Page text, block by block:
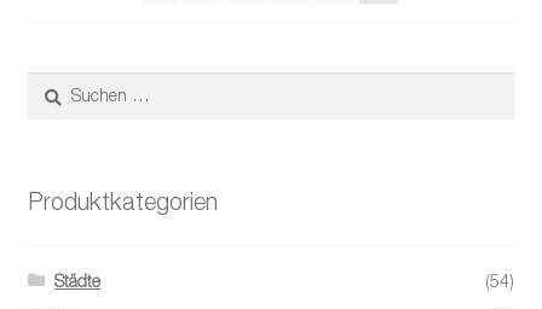
Suchen
nach:
Produktkategorien
Städte
(54)